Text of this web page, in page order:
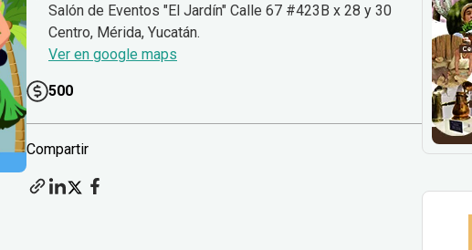
Salón de Eventos "El Jardín" Calle 67 #423B x 28 y 30
Centro, Mérida, Yucatán.
Ver en google maps
500
Compartir